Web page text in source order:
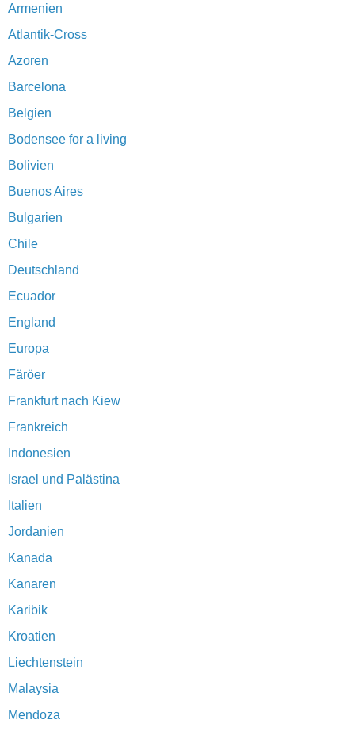
Armenien
Atlantik-Cross
Azoren
Barcelona
Belgien
Bodensee for a living
Bolivien
Buenos Aires
Bulgarien
Chile
Deutschland
Ecuador
England
Europa
Färöer
Frankfurt nach Kiew
Frankreich
Indonesien
Israel und Palästina
Italien
Jordanien
Kanada
Kanaren
Karibik
Kroatien
Liechtenstein
Malaysia
Mendoza